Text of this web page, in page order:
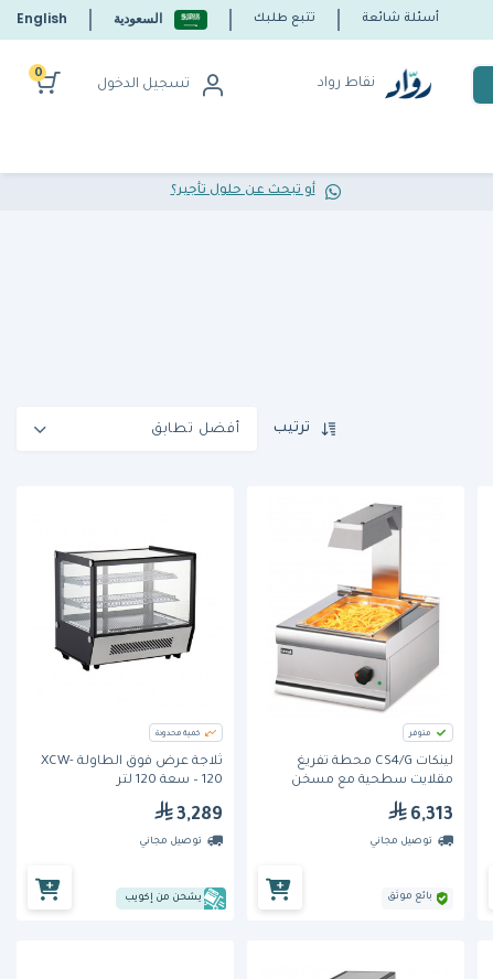
أسئلة شائعة تتبع طلبك السعودية English
نقاط رواد تسجيل الدخول
0
أو تبحث عن حلول تأجير؟
ترتيب أفضل تطابق
متوفر
لينكات CS4/G محطة تفريغ
مقلايت سطحية مع مسخن
6,313
توصيل مجاني
بائع موثق
كمية محدودة
ثلاجة عرض فوق الطاولة XCW-
120 – سعة 120 لتر
3,289
توصيل مجاني
يشحن من إكويب